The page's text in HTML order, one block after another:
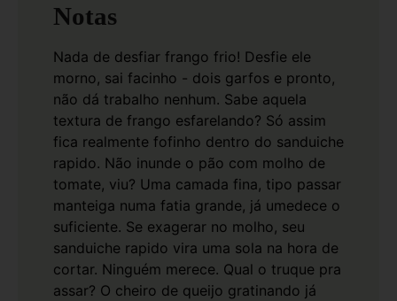
Notas
Nada de desfiar frango frio! Desfie ele
morno, sai facinho - dois garfos e pronto,
não dá trabalho nenhum. Sabe aquela
textura de frango esfarelando? Só assim
fica realmente fofinho dentro do sanduiche
rapido. Não inunde o pão com molho de
tomate, viu? Uma camada fina, tipo passar
manteiga numa fatia grande, já umedece o
suficiente. Se exagerar no molho, seu
sanduiche rapido vira uma sola na hora de
cortar. Ninguém merece. Qual o truque pra
assar? O cheiro de queijo gratinando já